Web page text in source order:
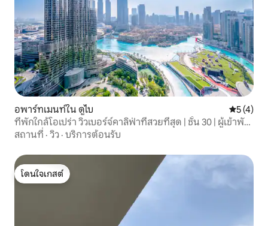
อพาร์ทเมนท์ใน ดูไบ คะแนนเฉ
5 (4)
ที่พักใกล้โอเปร่า วิวเบอร์จ์คาลิฟ่าที่สวยที่สุด | ชั้น 30 | ผู้เข้าพัก
4 คน
สถานที่ · วิว · บริการต้อนรับ
โดนใจเกสต์
โดนใจเกสต์